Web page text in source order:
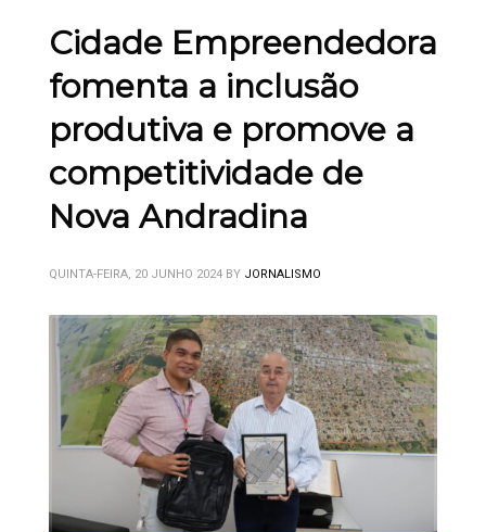
Cidade Empreendedora
fomenta a inclusão
produtiva e promove a
competitividade de
Nova Andradina
QUINTA-FEIRA, 20 JUNHO 2024 BY JORNALISMO